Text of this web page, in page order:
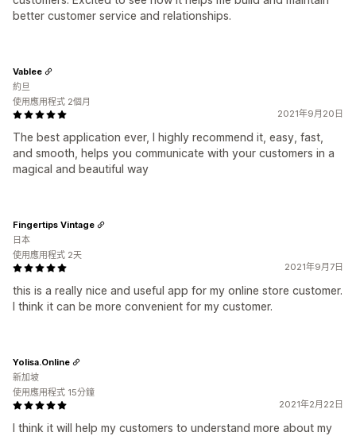
better customer service and relationships.
2021年9月20日
The best application ever, I highly recommend it, easy, fast,
and smooth, helps you communicate with your customers in a
magical and beautiful way
Vablee
約旦
使用應用程式 2個月
2021年9月7日
this is a really nice and useful app for my online store customer.
I think it can be more convenient for my customer.
Fingertips Vintage
日本
使用應用程式 2天
2021年2月22日
I think it will help my customers to understand more about my
Yolisa.Online
新加坡
使用應用程式 15分鐘